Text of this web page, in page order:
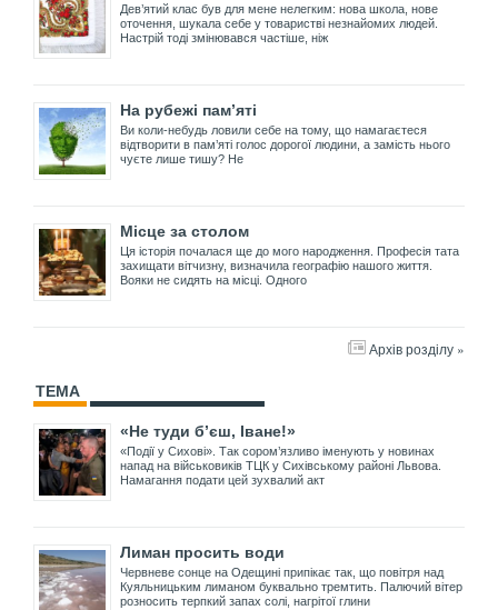
Дев’ятий клас був для мене нелегким: нова школа, нове
оточення, шукала себе у товаристві незнайомих людей.
Настрій тоді змінювався частіше, ніж
На рубежі пам’яті
Ви коли-небудь ловили себе на тому, що намагаєтеся
відтворити в пам’яті голос дорогої людини, а замість нього
чуєте лише тишу? Не
Місце за столом
Ця історія почалася ще до мого народження. Професія тата
захищати вітчизну, визначила географію нашого життя.
Вояки не сидять на місці. Одного
Архів розділу »
ТЕМА
«Не туди б’єш, Іване!»
«Події у Сихові». Так сором’язливо іменують у новинах
напад на військовиків ТЦК у Сихівському районі Львова.
Намагання подати цей зухвалий акт
Лиман просить води
Червневе сонце на Одещині припікає так, що повітря над
Куяльницьким лиманом буквально тремтить. Палючий вітер
розносить терпкий запах солі, нагрітої глини